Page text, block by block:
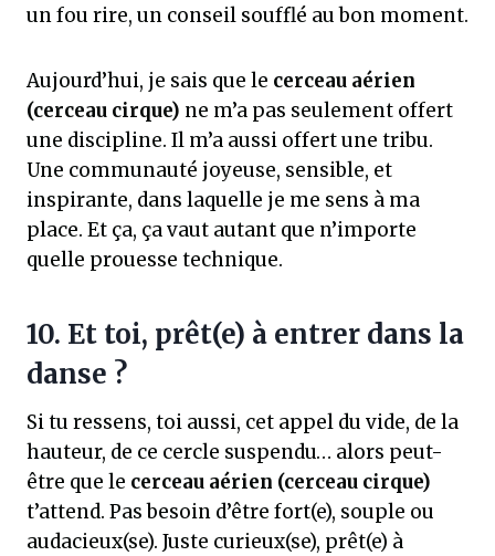
un fou rire, un conseil soufflé au bon moment.
Aujourd’hui, je sais que le cerceau aérien
(cerceau cirque) ne m’a pas seulement offert
une discipline. Il m’a aussi offert une tribu.
Une communauté joyeuse, sensible, et
inspirante, dans laquelle je me sens à ma
place. Et ça, ça vaut autant que n’importe
quelle prouesse technique.
10. Et toi, prêt(e) à entrer dans la
danse ?
Si tu ressens, toi aussi, cet appel du vide, de la
hauteur, de ce cercle suspendu… alors peut-
être que le cerceau aérien (cerceau cirque)
t’attend. Pas besoin d’être fort(e), souple ou
audacieux(se). Juste curieux(se), prêt(e) à